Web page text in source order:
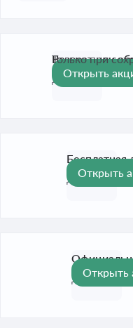
Возврат или
До 31 дек.
Только при
Открыть
До 31 дек.
Открыть
До 31 дек.
Открыть